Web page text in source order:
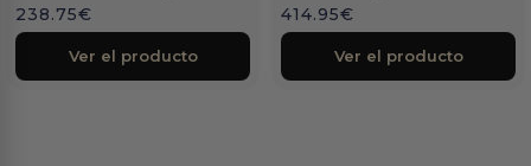
238.75€
Ver el producto
414.95€
Ver el producto